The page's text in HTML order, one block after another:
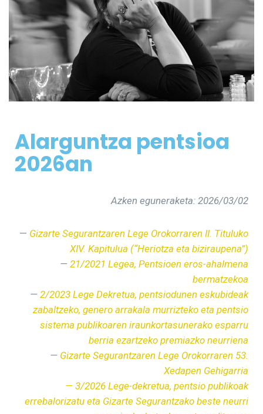
Alarguntza pentsioa
2026an
Azken eguneraketa: 2026/03/02
— Gizarte Segurantzaren Lege Orokorraren II. Tituluko
XIV. Kapitulua (“Heriotza eta biziraupena”)
— 21/2021 Legea, Pentsioen eros-ahalmena
bermatzekoa
— 2/2023 Lege Dekretua, pentsiodunen eskubideak
zabaltzeko, genero arrakala murrizteko eta pentsio
sistema publikoaren iraunkortasunerako esparru
berria ezartzeko premiazko neurriena
— Gizarte Segurantzaren Lege Orokorraren 53.
Xedapen Gehigarria
— 3/2026 Lege-dekretua, pentsio publikoak
errebalorizatu eta Gizarte Segurantzako beste neurri